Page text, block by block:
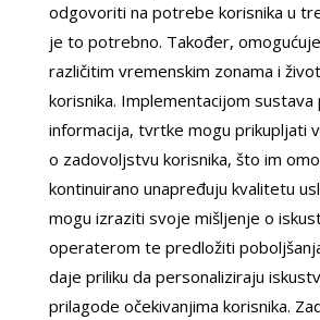
odgovoriti na potrebe korisnika u
je to potrebno. Također,
različitim vremenskim zonama i
korisnika. Implementacijom sustava
informacija, tvrtke mogu prikupljati
o zadovoljstvu korisnika, što im
kontinuirano unapređuju kvalitetu
mogu izraziti svoje mišljenje o
operaterom te predložiti
daje priliku da personaliziraju
prilagode očekivanjima korisnika.